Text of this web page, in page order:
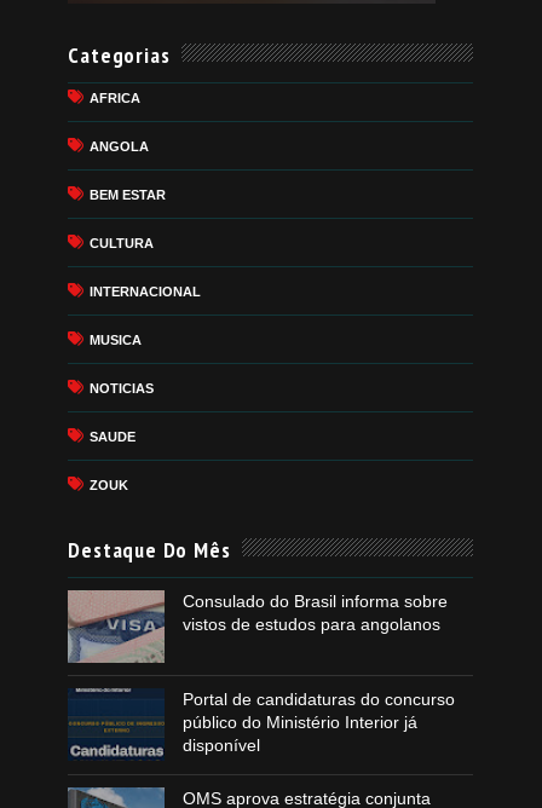
Categorias
AFRICA
ANGOLA
BEM ESTAR
CULTURA
INTERNACIONAL
MUSICA
NOTICIAS
SAUDE
ZOUK
Destaque Do Mês
Consulado do Brasil informa sobre
vistos de estudos para angolanos
Portal de candidaturas do concurso
público do Ministério Interior já
disponível
OMS aprova estratégia conjunta